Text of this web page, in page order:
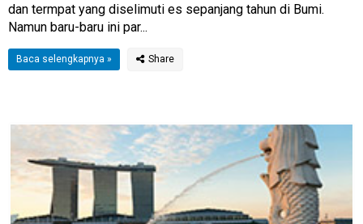
dan termpat yang diselimuti es sepanjang tahun di Bumi.
Namun baru-baru ini par...
Baca selengkapnya »